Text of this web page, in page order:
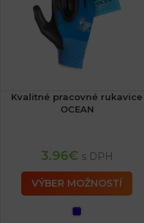
Kvalitné pracovné rukavice
OCEAN
3.96€ s DPH
VÝBER MOŽNOSTÍ